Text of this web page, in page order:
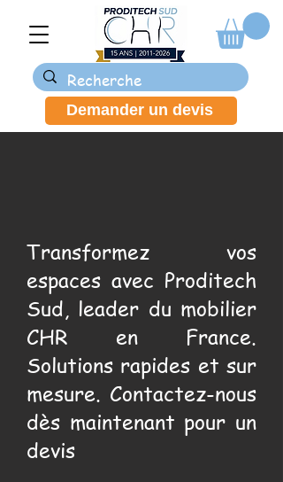
Demander un devis
Transformez vos
espaces avec Proditech
Sud, leader du mobilier
CHR en France.
Solutions rapides et sur
mesure. Contactez-nous
dès maintenant pour un
devis